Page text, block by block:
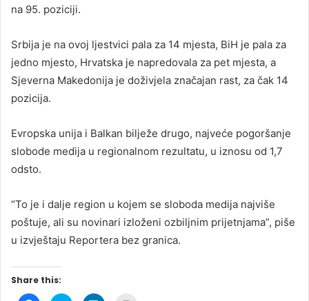
na 95. poziciji.
Srbija je na ovoj ljestvici pala za 14 mjesta, BiH je pala za
jedno mjesto, Hrvatska je napredovala za pet mjesta, a
Sjeverna Makedonija je doživjela značajan rast, za čak 14
pozicija.
Evropska unija i Balkan bilježe drugo, najveće pogoršanje
slobode medija u regionalnom rezultatu, u iznosu od 1,7
odsto.
“To je i dalje region u kojem se sloboda medija najviše
poštuje, ali su novinari izloženi ozbiljnim prijetnjama”, piše
u izvještaju Reportera bez granica.
Share this: